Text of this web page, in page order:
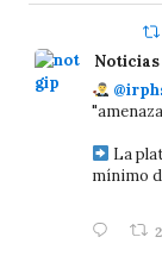
Noticias
La
mínimo
2